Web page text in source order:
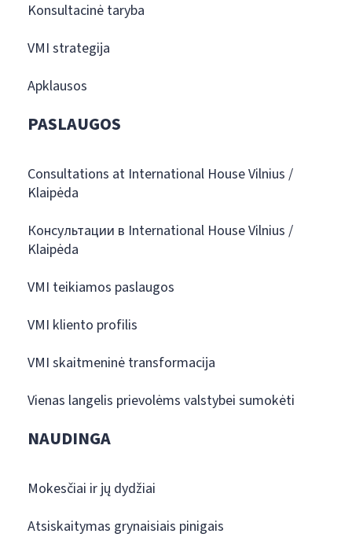
Konsultacinė taryba
VMI strategija
Apklausos
PASLAUGOS
Consultations at International House Vilnius /
Klaipėda
Консультации в International House Vilnius /
Klaipėda
VMI teikiamos paslaugos
VMI kliento profilis
VMI skaitmeninė transformacija
Vienas langelis prievolėms valstybei sumokėti
NAUDINGA
Mokesčiai ir jų dydžiai
Atsiskaitymas grynaisiais pinigais